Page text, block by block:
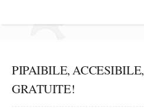
PIPAIBILE, ACCESIBILE,
GRATUITE!